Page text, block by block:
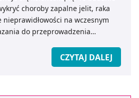
choroby zapalne jelit, raka
na wczesnym
do przeprowadzenia
najbardziej wiarygodny wynik i
CZYTAJ DALEJ